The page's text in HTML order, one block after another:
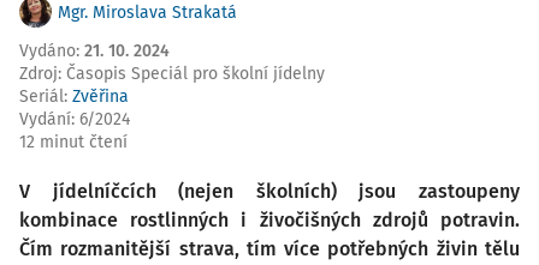
Mgr. Miroslava Strakatá
Vydáno: 21. 10. 2024
Zdroj: Časopis Speciál pro školní jídelny
Seriál: Zvěřina
Vydání: 6/2024
12 minut čtení
V jídelníčcích (nejen školních) jsou zastoupeny
kombinace rostlinných i živočišných zdrojů potravin.
Čím rozmanitější strava, tím více potřebných živin tělu